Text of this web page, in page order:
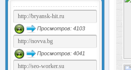
Просмотров: 4103
Просмотров: 4041